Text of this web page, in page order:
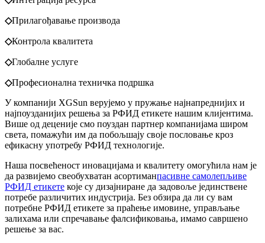
◇Прилагођавање производа
◇Контрола квалитета
◇Глобалне услуге
◇Професионална техничка подршка
У компанији XGSun верујемо у пружање најнапреднијих и
најпоузданијих решења за РФИД етикете нашим клијентима.
Више од деценије смо поуздан партнер компанијама широм
света, помажући им да побољшају своје пословање кроз
ефикасну употребу РФИД технологије.
Наша посвећеност иновацијама и квалитету омогућила нам је
да развијемо свеобухватан асортиманпасивне самолепљиве
РФИД етикете које су дизајниране да задовоље јединствене
потребе различитих индустрија. Без обзира да ли су вам
потребне РФИД етикете за праћење имовине, управљање
залихама или спречавање фалсификовања, имамо савршено
решење за вас.